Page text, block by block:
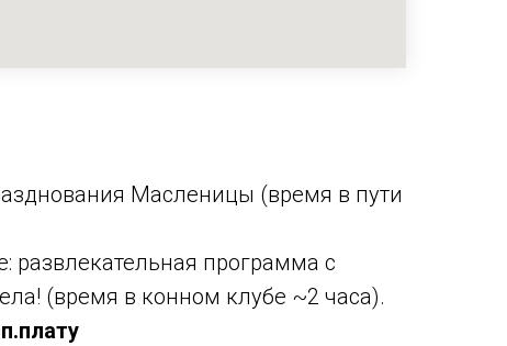
Масленицы (время в пути
развлекательная программа с
(время в конном клубе ~2 часа).